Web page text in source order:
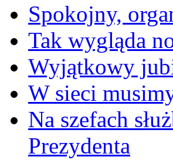
Spokojny,
Tak wygląda
Wyjątkowy
W sieci
Na szefach
Prezydenta